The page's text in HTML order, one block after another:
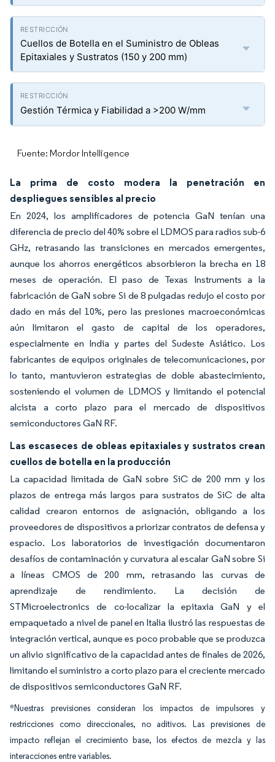
Cuellos de Botella en el Suministro de Obleas
Epitaxiales y Sustratos (150 y 200 mm)
Gestión Térmica y Fiabilidad a >200 W/mm
Fuente: Mordor Intelligence
La prima de costo modera la penetración en
despliegues sensibles al precio
En 2024, los amplificadores de potencia GaN tenían una
diferencia de precio del 40% sobre el LDMOS para radios sub-6
GHz, retrasando las transiciones en mercados emergentes,
aunque los ahorros energéticos absorbieron la brecha en 18
meses de operación. El paso de Texas Instruments a la
fabricación de GaN sobre Si de 8 pulgadas redujo el costo por
dado en más del 10%, pero las presiones macroeconómicas
aún limitaron el gasto de capital de los operadores,
especialmente en India y partes del Sudeste Asiático. Los
fabricantes de equipos originales de telecomunicaciones, por
lo tanto, mantuvieron estrategias de doble abastecimiento,
sosteniendo el volumen de LDMOS y limitando el potencial
alcista a corto plazo para el mercado de dispositivos
semiconductores GaN RF.
Las escaseces de obleas epitaxiales y sustratos crean
cuellos de botella en la producción
La capacidad limitada de GaN sobre SiC de 200 mm y los
plazos de entrega más largos para sustratos de SiC de alta
calidad crearon entornos de asignación, obligando a los
proveedores de dispositivos a priorizar contratos de defensa y
espacio. Los laboratorios de investigación documentaron
desafíos de contaminación y curvatura al escalar GaN sobre Si
a líneas CMOS de 200 mm, retrasando las curvas de
aprendizaje de rendimiento. La decisión de
STMicroelectronics de co-localizar la epitaxia GaN y el
empaquetado a nivel de panel en Italia ilustró las respuestas de
integración vertical, aunque es poco probable que se produzca
un alivio significativo de la capacidad antes de finales de 2026,
limitando el suministro a corto plazo para el creciente mercado
de dispositivos semiconductores GaN RF.
*Nuestras previsiones consideran los impactos de impulsores y
restricciones como direccionales, no aditivos. Las previsiones de
impacto reflejan el crecimiento base, los efectos de mezcla y las
interacciones entre variables.